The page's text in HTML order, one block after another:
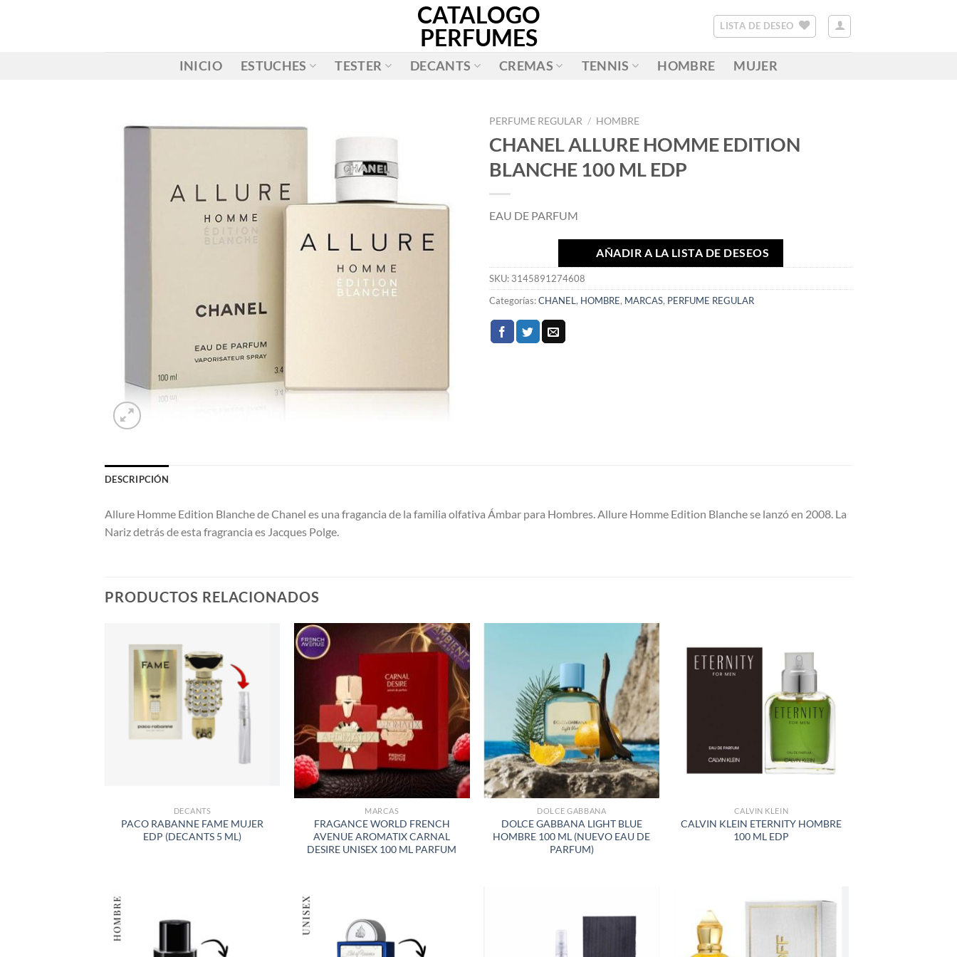
CATALOGO
PERFUMES
LISTA DE DESEO
INICIO ESTUCHES TESTER DECANTS CREMAS TENNIS HOMBRE MUJER
DE
PERFUME REGULAR / HOMBRE
CHANEL ALLURE HOMME EDITION
BLANCHE 100 ML EDP
EAU DE PARFUM
AÑADIR A LA LISTA DE DESEOS
SKU: 3145891274608
Categorías:CHANEL , HOMBRE, MARCAS, PERFUME REGULAR
DESCRIPCIÓN
Allure Homme Edition Blanche de Chanel es una fragancia de la familia olfativa Ámbar para Hombres. Allure Homme Edition Blanche se lanzó en 2008. La
Nariz detrás de esta fragrancia es Jacques Polge.
PRODUCTOS RELACIONADOS
AÑADIR
A LA
LISTA
DESEOS
DECANTS
PACO RABANNE FAME MUJER
EDP (DECANTS 5 ML)
DESEOS
MARCAS
FRAGANCE WORLD FRENCH
AVENUE AROMATIX CARNAL
DESIRE UNISEX 100 ML PARFUM
AÑADIR
A LA
LISTA
DE
DESEOS
DOLCE GABBANA
DOLCE GABBANA LIGHT BLUE
HOMBRE 100 ML (NUEVO EAU DE
PARFUM)
AÑADIR
A LA
DE
DESEOS
CALVIN KLEIN
CALVIN KLEIN ETERNITY HOMBRE
100 ML EDP
LISTA